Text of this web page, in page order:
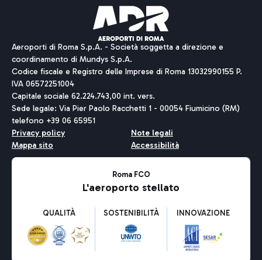
Aeroporti di Roma S.p.A. - Società soggetta a direzione e
coordinamento di Mundys S.p.A.
Codice fiscale e Registro delle Imprese di Roma 13032990155 P.
IVA 06572251004
Capitale sociale 62.224.743,00 int. vers.
Sede legale: Via Pier Paolo Racchetti 1 - 00054 Fiumicino (RM)
telefono +39 06 65951
Privacy policy
Note legali
Mappa sito
Accessibilità
Roma FCO
L'aeroporto stellato
QUALITÀ SOSTENIBILITÀ INNOVAZIONE